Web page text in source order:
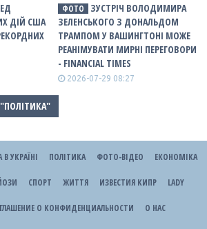
ДІЙ США
ФОТО
ЗУСТРІЧ ВОЛОДИМИРА
ЗЕЛЕНСЬКОГО З ДОНАЛЬДОМ
ТРАМПОМ У ВАШИНГТОНІ МОЖЕ
РЕАНІМУВАТИ МИРНІ ПЕРЕГОВОРИ
- FINANCIAL TIMES
2026-07-29 08:27
В УКРАЇНІ ПОЛІТИКА ФОТО-ВІДЕО ЕКОНОМІКА
СПОРТ ЖИТТЯ ИЗВЕСТИЯ КИПР LADY
О КОНФИДЕНЦИАЛЬНОСТИ О НАС